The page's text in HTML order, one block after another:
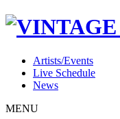
Artists/Events
Live Schedule
News
MENU